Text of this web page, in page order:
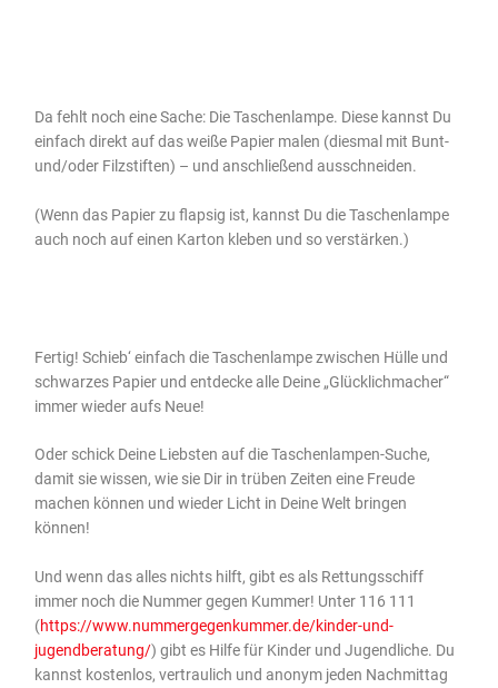
Da fehlt noch eine Sache: Die Taschenlampe. Diese kannst Du
einfach direkt auf das weiße Papier malen (diesmal mit Bunt-
und/oder Filzstiften) – und anschließend ausschneiden.
(Wenn das Papier zu flapsig ist, kannst Du die Taschenlampe
auch noch auf einen Karton kleben und so verstärken.)
Fertig! Schieb‘ einfach die Taschenlampe zwischen Hülle und
schwarzes Papier und entdecke alle Deine „Glücklichmacher“
immer wieder aufs Neue!
Oder schick Deine Liebsten auf die Taschenlampen-Suche,
damit sie wissen, wie sie Dir in trüben Zeiten eine Freude
machen können und wieder Licht in Deine Welt bringen
können!
Und wenn das alles nichts hilft, gibt es als Rettungsschiff
immer noch die Nummer gegen Kummer! Unter 116 111
(https://www.nummergegenkummer.de/kinder-und-
jugendberatung/) gibt es Hilfe für Kinder und Jugendliche. Du
kannst kostenlos, vertraulich und anonym jeden Nachmittag